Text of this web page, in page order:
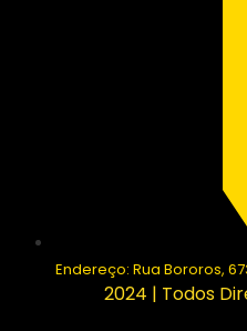
Endereço: Rua Bororos,
2024 | Todos